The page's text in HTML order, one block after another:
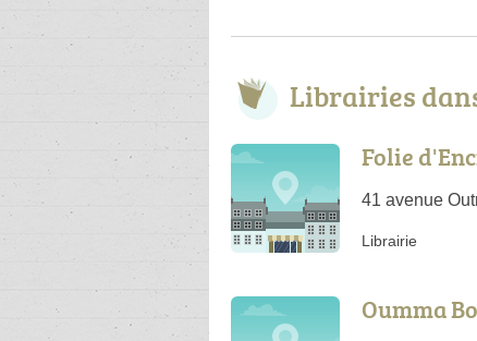
Librairies
Folie
41 avenue
Librairie
Oumma